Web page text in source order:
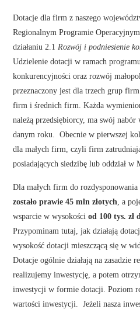
praktyce i opiszę, jak z niego
Dotacje dla firm z naszego
Regionalnym Programie
działaniu 2.1Rozwój i podniesienie
Udzielenie dotacji w ramach
konkurencyjności oraz rozwój
przeznaczony jest dla trzech grup
firm i średnich firm. Każda
należą przedsiębiorcy, ma swój nabór
danym roku. Obecnie w pierwszej
posiadających siedzibę lub oddział w
Dla małych firm do
zostało prawie 45 mln złotych, a
wsparcie w wysokościod 100 tys. zł
Przypominam tutaj, jak działają
wysokość dotacji mieszczącą się w
Dotacje ogólnie działają na zasadzie
realizujemy inwestycję, a potem